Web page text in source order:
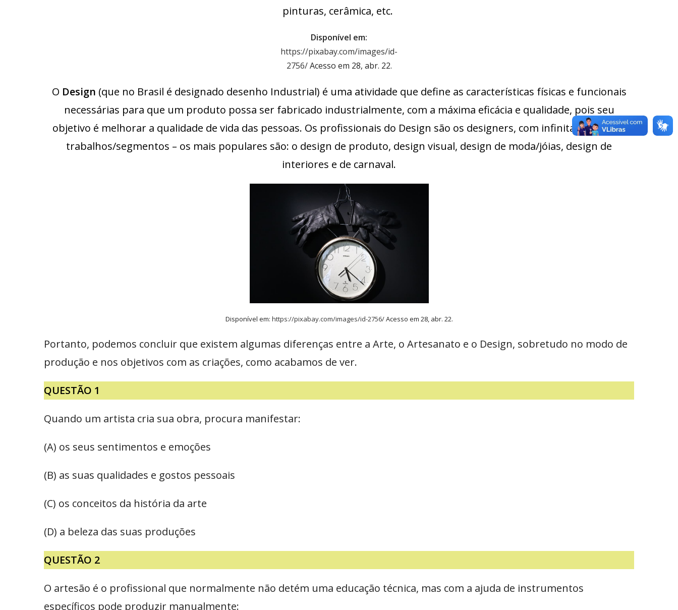
pinturas, cerâmica, etc.
Disponível em:
https://pixabay.com/images/id-
2756/Acesso em 28, abr. 22.
O Design (que no Brasil é designado desenho Industrial) é uma atividade que define as características físicas e funcionais
necessárias para que um produto possa ser fabricado industrialmente, com a máxima eficácia e qualidade, pois seu
objetivo é melhorar a qualidade de vida das pessoas. Os profissionais do Design são os designers, com infinitas linhas de
trabalhos/segmentos – os mais populares são: o design de produto, design visual, design de moda/jóias, design de
interiores e de carnaval.
Disponível em: https://pixabay.com/images/id-2756/Acesso em 28, abr. 22.
Portanto, podemos concluir que existem algumas diferenças entre a Arte, o Artesanato e o Design, sobretudo no modo de
produção e nos objetivos com as criações, como acabamos de ver.
QUESTÃO 1
Quando um artista cria sua obra, procura manifestar:
(A) os seus sentimentos e emoções
(B) as suas qualidades e gostos pessoais
(C) os conceitos da história da arte
(D) a beleza das suas produções
QUESTÃO 2
O artesão é o profissional que normalmente não detém uma educação técnica, mas com a ajuda de instrumentos
específicos pode produzir manualmente: